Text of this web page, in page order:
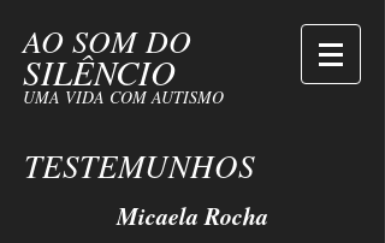
AO SOM DO
SILÊNCIO
UMA VIDA COM AUTISMO
TESTEMUNHOS
Micaela Rocha